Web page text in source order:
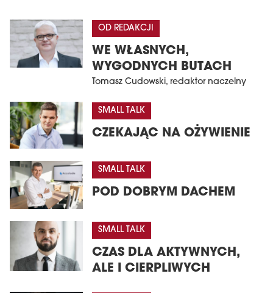
OD REDAKCJI
WE WŁASNYCH,
WYGODNYCH BUTACH
Tomasz Cudowski, redaktor naczelny
SMALL TALK
CZEKAJĄC NA OŻYWIENIE
SMALL TALK
POD DOBRYM DACHEM
SMALL TALK
CZAS DLA AKTYWNYCH,
ALE I CIERPLIWYCH